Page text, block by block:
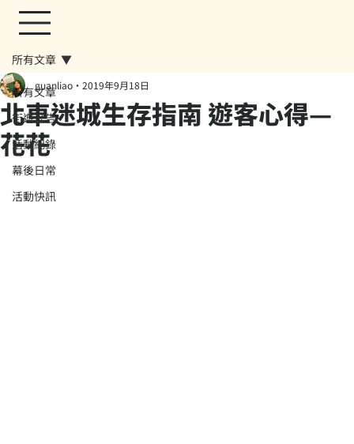
所有文章
街遊公告
活動紀錄
幕後日常
活動快訊
所有文章
北車迷城生存指南 遊客心得—
花花
guanliao 2019年9月18日